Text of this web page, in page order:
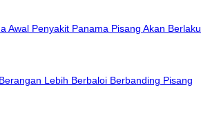
Awal Penyakit Panama Pisang Akan Berlaku
Lebih Berbaloi Berbanding Pisang